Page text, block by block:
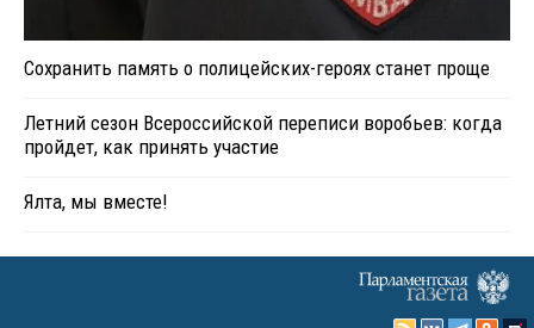
Сохранить память о полицейских-героях станет проще
Летний сезон Всероссийской переписи воробьев: когда
пройдет, как принять участие
Ялта, мы вместе!